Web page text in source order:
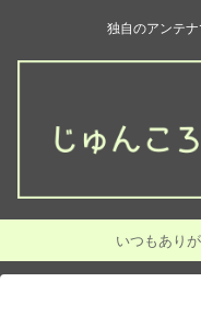
独自のアンテ
いつもあり